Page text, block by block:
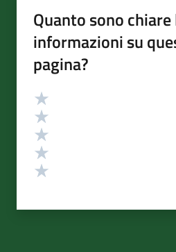
Quanto sono chiare
informazioni su
pagina?
Valutazione